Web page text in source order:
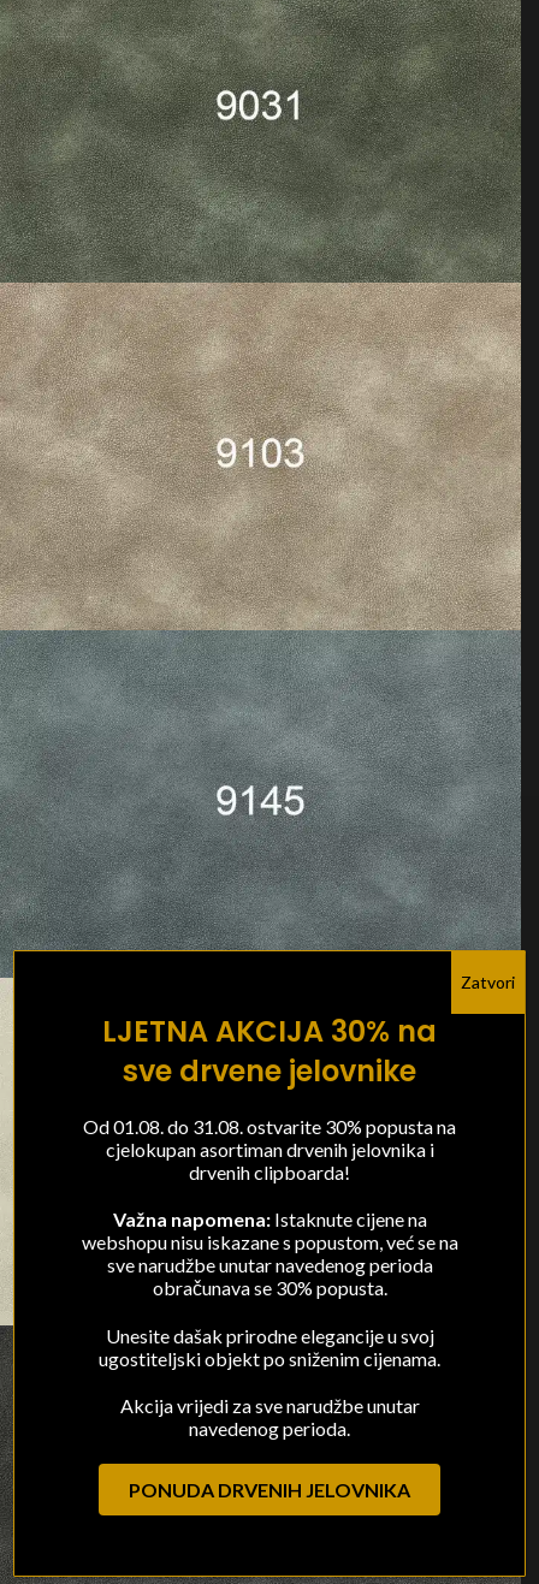
LJETNA AKCIJA 30% na
sve drvene jelovnike
Od 01.08. do 31.08. ostvarite 30% popusta na
cjelokupan asortiman drvenih jelovnika i
drvenih clipboarda!
Važna napomena:Istaknute cijene na
webshopu nisu iskazane s popustom, već se na
sve narudžbe unutar navedenog perioda
obračunava se 30% popusta.
Unesite dašak prirodne elegancije u svoj
ugostiteljski objekt po sniženim cijenama.
Akcija vrijedi za sve narudžbe unutar
navedenog perioda.
PONUDA DRVENIH JELOVNIKA
Zatvori